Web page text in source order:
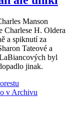
Manson
Charlese H. Oldera
a spiknutí za
Tateové a
byl
jinak.